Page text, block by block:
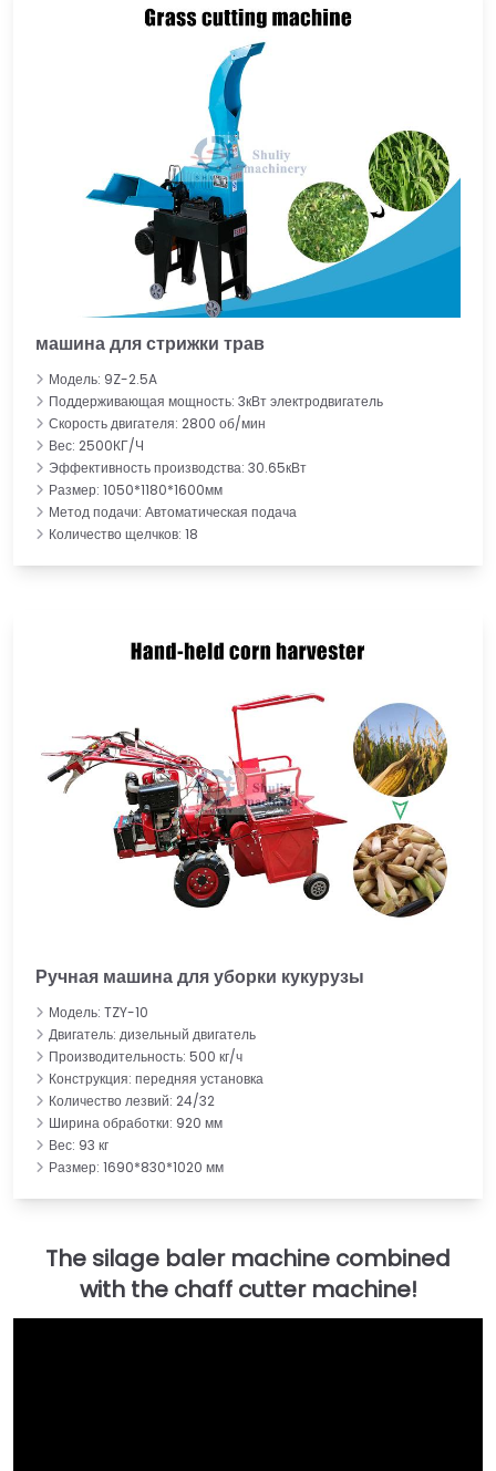
машина для стрижки трав
Модель: 9Z-2.5A
Поддерживающая мощность: 3кВт электродвигатель
Скорость двигателя: 2800 об/мин
Вес: 2500КГ/Ч
Эффективность производства: 30.65кВт
Размер: 1050*1180*1600мм
Метод подачи: Автоматическая подача
Количество щелчков: 18
Ручная машина для уборки кукурузы
Модель: TZY-10
Двигатель: дизельный двигатель
Производительность: 500 кг/ч
Конструкция: передняя установка
Количество лезвий: 24/32
Ширина обработки: 920 мм
Вес: 93 кг
Размер: 1690*830*1020 мм